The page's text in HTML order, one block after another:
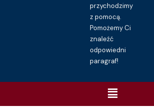
przychodzimy
z pomocą.
Pomożemy Ci
znaleźć
odpowiedni
paragraf!
Menu